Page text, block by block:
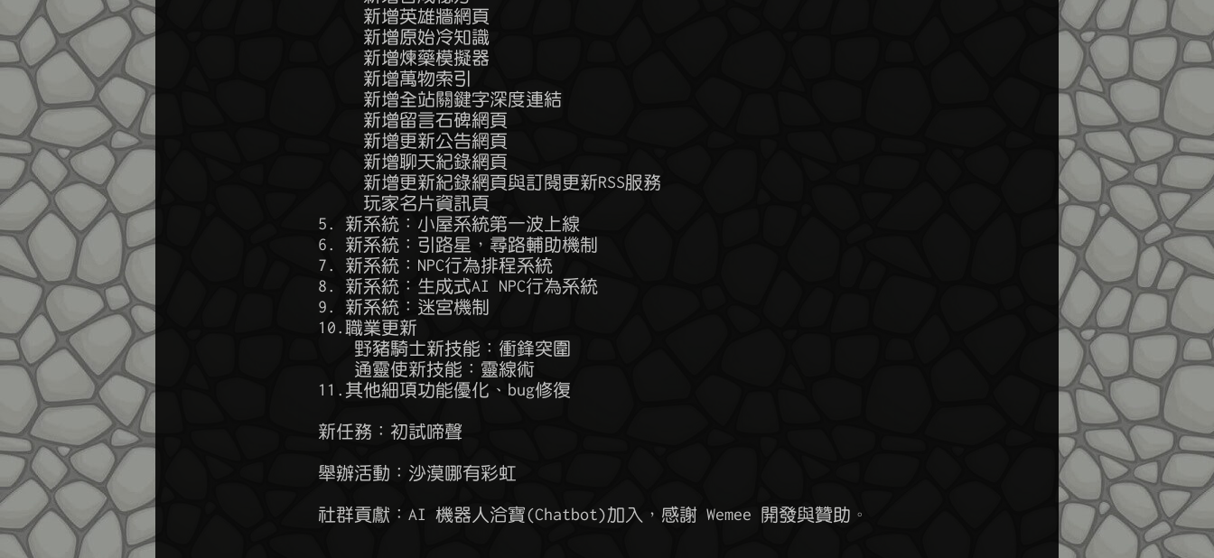
             新增英雄牆網頁
             新增原始冷知識
             新增煉藥模擬器
             新增萬物索引
             新增全站關鍵字深度連結
             新增留言石碑網頁
             新增更新公告網頁
             新增聊天紀錄網頁
             新增更新紀錄網頁與訂閱更新RSS服務
             玩家名片資訊頁
        5. 新系統：小屋系統第一波上線
        6. 新系統：引路星，尋路輔助機制
        7. 新系統：NPC行為排程系統
        8. 新系統：生成式AI NPC行為系統
        9. 新系統：迷宮機制
        10.職業更新
            野豬騎士新技能：衝鋒突圍
            通靈使新技能：靈線術
        11.其他細項功能優化、bug修復
        新任務：初試啼聲
        舉辦活動：沙漠哪有彩虹
        社群貢獻：AI 機器人洽寶(Chatbot)加入，感謝 Wemee 開發與贊助。